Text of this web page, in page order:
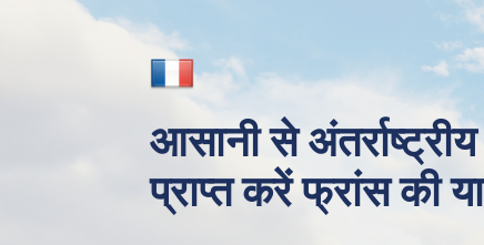
आसानी से
प्राप्त करें फ्रांस की